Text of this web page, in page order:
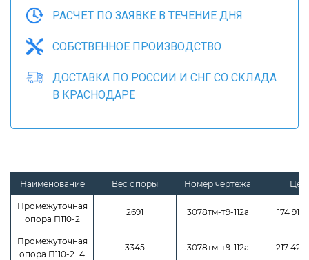
РАСЧЁТ ПО ЗАЯВКЕ В ТЕЧЕНИЕ ДНЯ
СОБСТВЕННОЕ ПРОИЗВОДСТВО
ДОСТАВКА ПО РОССИИ И СНГ СО СКЛАДА
В КРАСНОДАРЕ
Наименование Вес опоры Номер чертежа
Промежуточная
опора П110-2
2691 3078тм-т9-112а 174 915
Промежуточная
опора П110-2+4
3345 3078тм-т9-112а 217 425